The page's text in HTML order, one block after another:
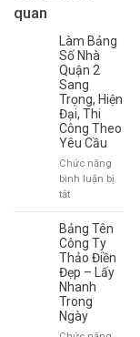
quan
Làm Bảng
Số Nhà
Quận 2
Sang
Trọng, Hiện
Đại, Thi
Công Theo
Yêu Cầu
Chức năng
bình luận bị
tắtở
Bảng
Số
Nhà
Quận
2
Sang
Trọng,
Hiện
Bảng Tên
Công Ty
Thảo Điền
Đẹp – Lấy
Nhanh
Trong
Ngày